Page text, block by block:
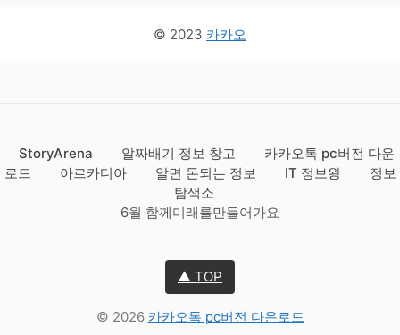
© 2023 카카오
StoryArena 알짜배기 정보 창고
카카오톡 pc버전 다운
로드
아르카디아 알면 돈되는 정보 IT 정보왕
정보
탐색소
6월 함께미래를만들어가요
▲ TOP
© 2026 카카오톡 pc버전 다운로드